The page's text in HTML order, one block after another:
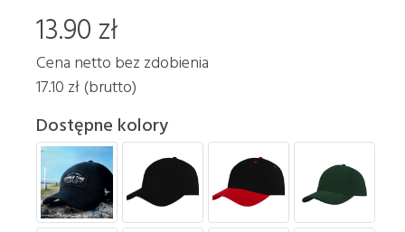
13.90 zł
Cena netto bez zdobienia
17.10 zł (brutto)
Dostępne kolory